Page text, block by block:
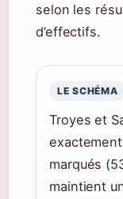
selon les
d’effectifs.
LE SCHÉMA
Troyes et
marqués
maintient